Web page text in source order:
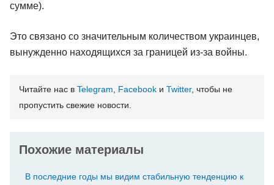
сумме).
Это связано со значительным количеством украинцев,
вынужденно находящихся за границей из-за войны.
Читайте нас в Telegram Facebook и Twitter, чтобы не
пропустить свежие новости.
Похожие материалы
В последние годы мы видим стабильную тенденцию к